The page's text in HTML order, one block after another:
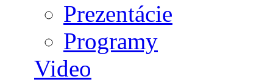
Prezentácie
Programy
Video